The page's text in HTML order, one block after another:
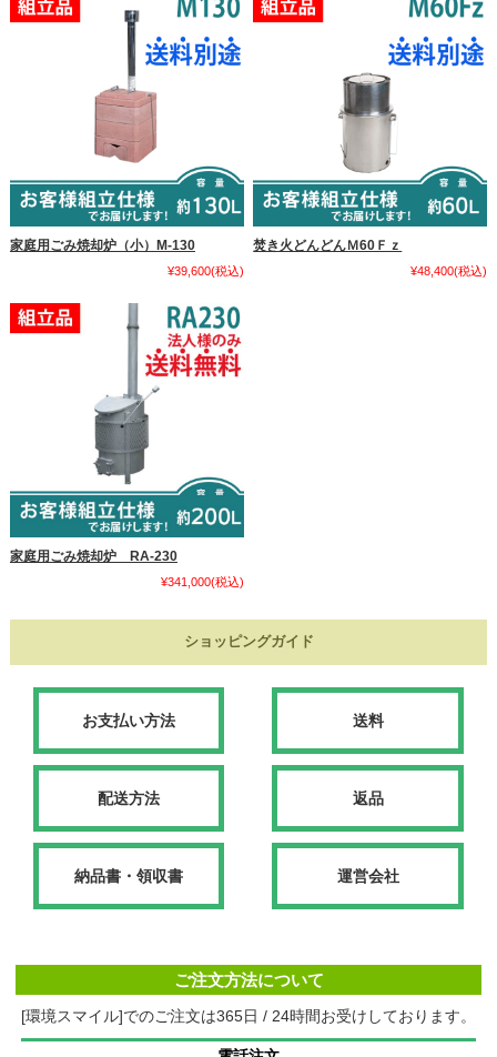
家庭用ごみ焼却炉（小）M-130
¥39,600(税込)
焚き火どんどんＭ60Ｆｚ
¥48,400(税込)
家庭用ごみ焼却炉 RA-230
¥341,000(税込)
ショッピングガイド
お支払い方法 送料
配送方法 返品
納品書・領収書 運営会社
ご注文方法について
[環境スマイル]でのご注文は365日 / 24時間お受けしております。